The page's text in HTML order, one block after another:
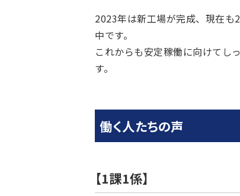
2023年は新工場が完成、現在
中です。
これからも安定稼働に向けてし
す。
働く人たちの声
【1課1係】